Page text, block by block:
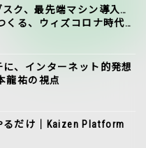
ク、最先端マシン導入…
くる、ウィズコロナ時代
、インターネット的発想
龍祐の視点
だけ｜Kaizen Platform